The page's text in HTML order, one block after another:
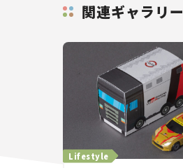
関連ギャラリー
Lifestyle